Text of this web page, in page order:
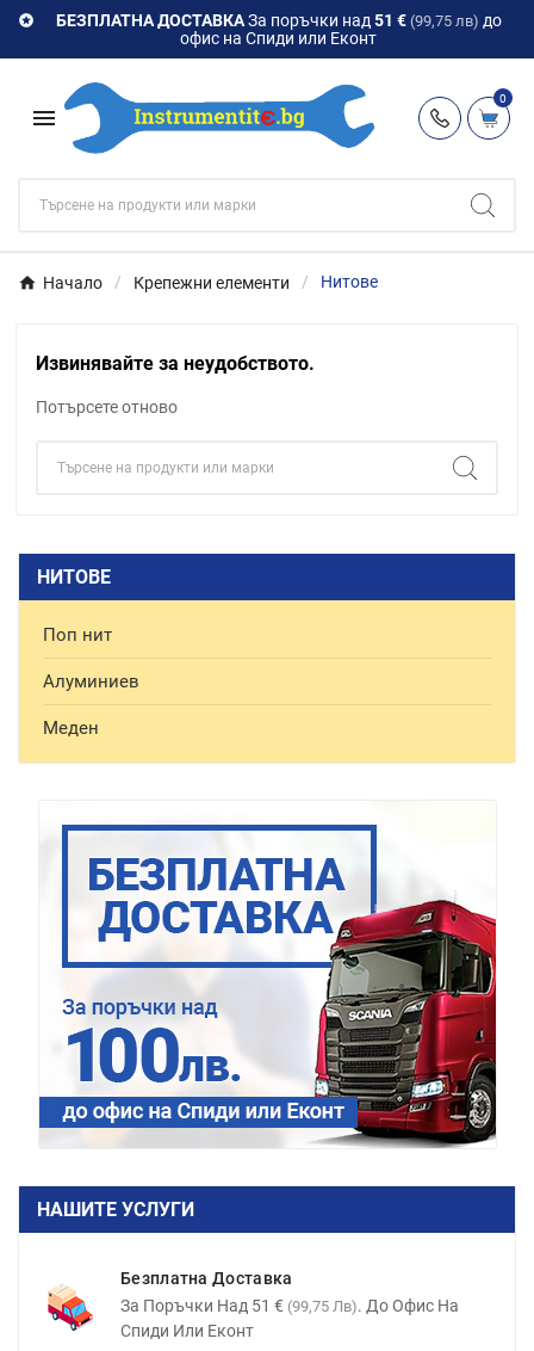
 БЕЗПЛАТНА ДОСТАВКАЗа поръчки над 51 € (99,75 лв) до
офис на Спиди или Еконт

0
Начало Крепежни елементи Нитове
Извинявайте за неудобството.
Потърсете отново
НИТОВЕ
Поп нит
Алуминиев
Меден
НАШИТЕ УСЛУГИ
Безплатна Доставка
За Поръчки Над 51 € (99,75 Лв). До Офис На
Спиди Или Еконт